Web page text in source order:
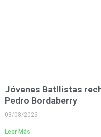
Jóvenes Batllistas
Pedro Bordaberry
03/08/2026
Leer Más